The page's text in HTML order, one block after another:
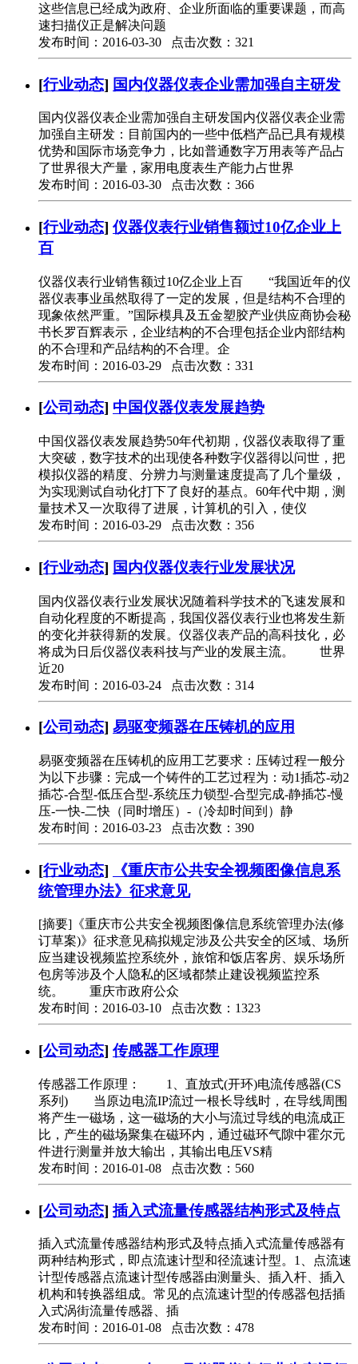
这些信息已经成为政府、企业所面临的重要课题，而高
速扫描仪正是解决问题
发布时间：2016-03-30 点击次数：321
[行业动态] 国内仪器仪表企业需加强自主研发
国内仪器仪表企业需加强自主研发国内仪器仪表企业需
加强自主研发：目前国内的一些中低档产品已具有规模
优势和国际市场竞争力，比如普通数字万用表等产品占
了世界很大产量，家用电度表生产能力占世界
发布时间：2016-03-30 点击次数：366
[行业动态] 仪器仪表行业销售额过10亿企业上
百
仪器仪表行业销售额过10亿企业上百 “我国近年的仪
器仪表事业虽然取得了一定的发展，但是结构不合理的
现象依然严重。”国际模具及五金塑胶产业供应商协会秘
书长罗百辉表示，企业结构的不合理包括企业内部结构
的不合理和产品结构的不合理。企
发布时间：2016-03-29 点击次数：331
[公司动态] 中国仪器仪表发展趋势
中国仪器仪表发展趋势50年代初期，仪器仪表取得了重
大突破，数字技术的出现使各种数字仪器得以问世，把
模拟仪器的精度、分辨力与测量速度提高了几个量级，
为实现测试自动化打下了良好的基点。60年代中期，测
量技术又一次取得了进展，计算机的引入，使仪
发布时间：2016-03-29 点击次数：356
[行业动态] 国内仪器仪表行业发展状况
国内仪器仪表行业发展状况随着科学技术的飞速发展和
自动化程度的不断提高，我国仪器仪表行业也将发生新
的变化并获得新的发展。仪器仪表产品的高科技化，必
将成为日后仪器仪表科技与产业的发展主流。 世界
近20
发布时间：2016-03-24 点击次数：314
[公司动态] 易驱变频器在压铸机的应用
易驱变频器在压铸机的应用工艺要求：压铸过程一般分
为以下步骤：完成一个铸件的工艺过程为：动1插芯-动2
插芯-合型-低压合型-系统压力锁型-合型完成-静插芯-慢
压-一快-二快（同时增压）-（冷却时间到）静
发布时间：2016-03-23 点击次数：390
[行业动态]
《重庆市公共安全视频图像信息系
统管理办法》征求意见
[摘要]《重庆市公共安全视频图像信息系统管理办法(修
订草案)》征求意见稿拟规定涉及公共安全的区域、场所
应当建设视频监控系统外，旅馆和饭店客房、娱乐场所
包房等涉及个人隐私的区域都禁止建设视频监控系
统。 重庆市政府公众
发布时间：2016-03-10 点击次数：1323
[公司动态] 传感器工作原理
传感器工作原理： 1、直放式(开环)电流传感器(CS
系列) 当原边电流IP流过一根长导线时，在导线周围
将产生一磁场，这一磁场的大小与流过导线的电流成正
比，产生的磁场聚集在磁环内，通过磁环气隙中霍尔元
件进行测量并放大输出，其输出电压VS精
发布时间：2016-01-08 点击次数：560
[公司动态] 插入式流量传感器结构形式及特点
插入式流量传感器结构形式及特点插入式流量传感器有
两种结构形式，即点流速计型和径流速计型。1、点流速
计型传感器点流速计型传感器由测量头、插入杆、插入
机构和转换器组成。常见的点流速计型的传感器包括插
入式涡街流量传感器、插
发布时间：2016-01-08 点击次数：478